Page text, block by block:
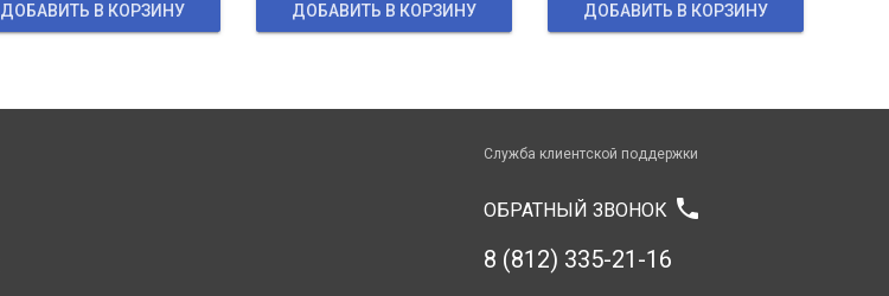
ДОБАВИТЬ В КОРЗИНУ ДОБАВИТЬ В КОРЗИНУ ДОБАВИТЬ В КОРЗИНУ
Служба клиентской поддержки
ОБРАТНЫЙ ЗВОНОК phone
8 (812) 335-21-16